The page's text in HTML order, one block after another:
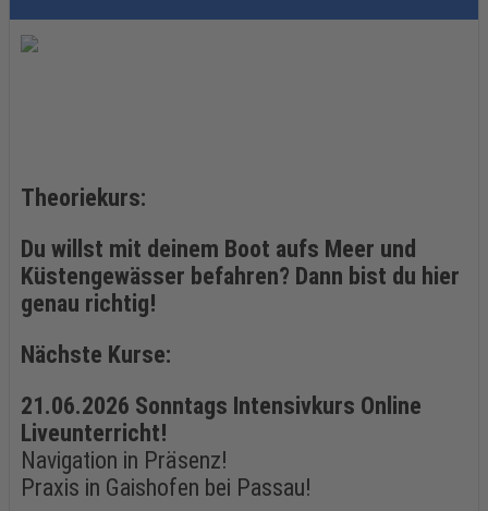
Theoriekurs:
Du willst mit deinem Boot aufs Meer und
Küstengewässer befahren? Dann bist du hier
genau richtig!
Nächste Kurse:
21.06.2026 Sonntags Intensivkurs Online
Liveunterricht!
Navigation in Präsenz!
Praxis in Gaishofen bei Passau!